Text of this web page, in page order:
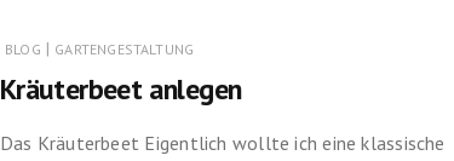
Rezepte
BLOG | GARTENGESTALTUNG
Kräuterbeet anlegen
Das Kräuterbeet Eigentlich wollte ich eine klassische